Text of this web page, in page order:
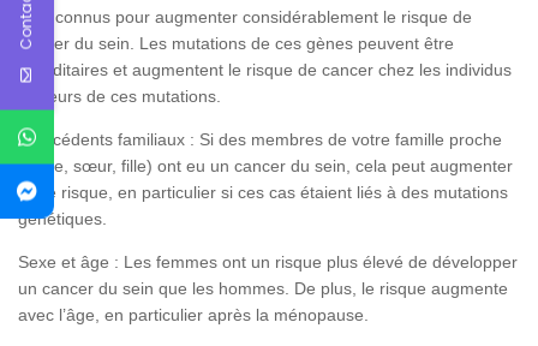
sont connus pour augmenter considérablement le risque de
cancer du sein. Les mutations de ces gènes peuvent être
héréditaires et augmentent le risque de cancer chez les individus
porteurs de ces mutations.
Antécédents familiaux : Si des membres de votre famille proche
(mère, sœur, fille) ont eu un cancer du sein, cela peut augmenter
votre risque, en particulier si ces cas étaient liés à des mutations
génétiques.
Sexe et âge : Les femmes ont un risque plus élevé de développer
un cancer du sein que les hommes. De plus, le risque augmente
avec l’âge, en particulier après la ménopause.